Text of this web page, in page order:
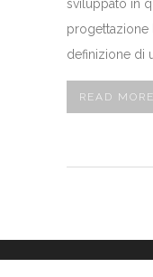
sviluppato in
progettazione
definizione di
READ MORE